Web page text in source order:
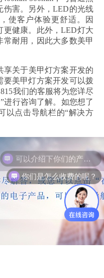
伤害。另外，LED的光线
使客户体验更舒适。因
更健康。此外，LED灯大
耐用，因此大多数美甲
关于美甲灯方案开发的
要美甲灯方案开发可以拨
我们的客服将为您详尽
进行咨询了解。如您想了
以点击导航栏的“解决方
可以介绍下你们的产品么？
你们是怎么收费的呢？